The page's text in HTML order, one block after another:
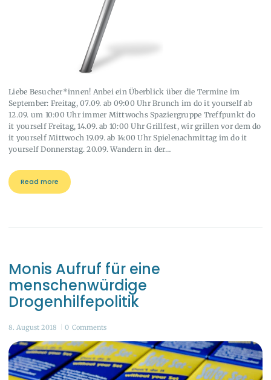
Liebe Besucher*innen! Anbei ein Überblick über die Termine im
September: Freitag, 07.09. ab 09:00 Uhr Brunch im do it yourself ab
12.09. um 10:00 Uhr immer Mittwochs Spaziergruppe Treffpunkt do
it yourself Freitag, 14.09. ab 10:00 Uhr Grillfest, wir grillen vor dem do
it yourself Mittwoch 19.09. ab 14:00 Uhr Spielenachmittag im do it
yourself Donnerstag. 20.09. Wandern in der…
Read more
Monis Aufruf für eine
menschenwürdige
Drogenhilfepolitik
8. August 2018 0 Comments